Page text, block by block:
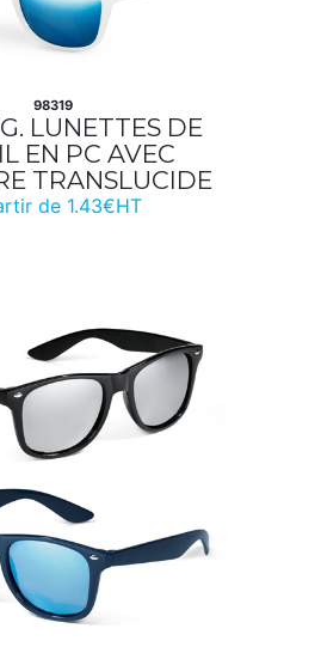
98319
LUNETTES DE
EN PC AVEC
TRANSLUCIDE
de 1.43€HT